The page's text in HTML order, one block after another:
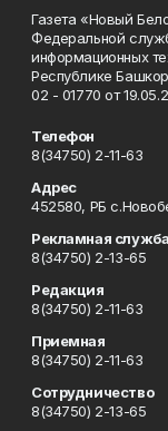
Газета «Новый
Федеральной
информационных
Республике
02 - 01770 от
Телефон
8(34750) 2-11-63
Адрес
452580, РБ
Рекламная служба
8(34750) 2-13-65
Редакция
8(34750) 2-11-63
Приемная
8(34750) 2-11-63
Сотрудничество
8(34750) 2-13-65